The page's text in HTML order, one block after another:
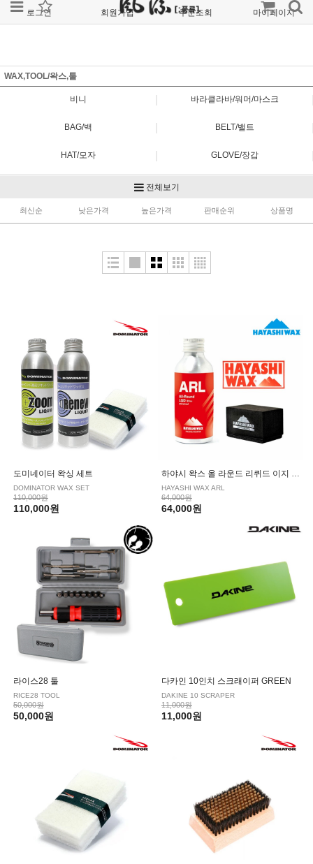
로그인 회원가입 주문조회 마이페이지
WAX,TOOL/왁스,툴
비니 바라클라바/워머/마스크
BAG/백 BELT/밸트
HAT/모자 GLOVE/장갑
|
PROTECTOR/보호대 | WAX,TOOL/왁스,툴
전체보기
최신순 낮은가격 높은가격 판매순위 상품명
도미네이터 왁싱 세트
DOMINATOR WAX SET
110,000원
110,000원
하야시 왁스 올 라운드 리퀴드 이지 액체 왁스 세트
HAYASHI WAX ARL
64,000원
64,000원
라이스28 툴
RICE28 TOOL
50,000원
50,000원
다카인 10인치 스크래이퍼 GREEN
DAKINE 10 SCRAPER
11,000원
11,000원